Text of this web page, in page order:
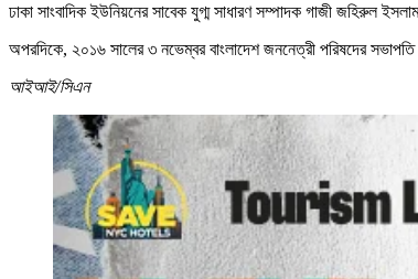
ঢাকা সাংবাদিক ইউনিয়নের সাবেক যুগ্ম সাধারণ সম্পাদক গাজী জহিরুল
অপরদিকে, ২০১৬ সালের ৩ নভেম্বর বাংলাদেশ জননেত্রী পরিষদের সভাপতি
আইআই/সিএন